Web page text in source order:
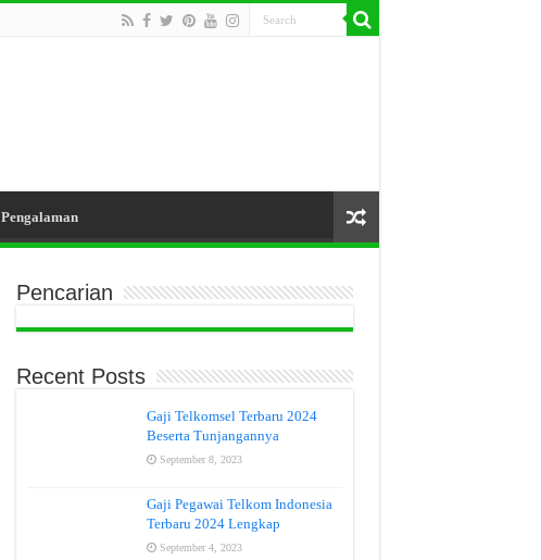
Pengalaman
Pencarian
Recent Posts
Gaji Telkomsel Terbaru 2024
Beserta Tunjangannya
September 8, 2023
Gaji Pegawai Telkom Indonesia
Terbaru 2024 Lengkap
September 4, 2023